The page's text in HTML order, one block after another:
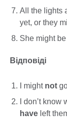
All the lights
yet, or they
She might
Відповіді
I might not
I don’t
have left